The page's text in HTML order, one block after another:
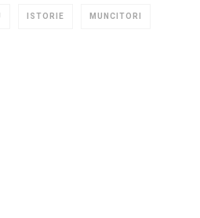
ISTORIE MUNCITORI